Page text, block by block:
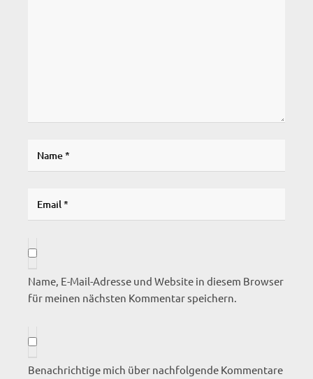
Name, E-Mail-Adresse und Website in diesem Browser
für meinen nächsten Kommentar speichern.
Benachrichtige mich über nachfolgende Kommentare